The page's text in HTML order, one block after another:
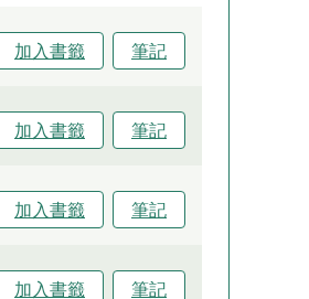
加入書籤 筆記
加入書籤 筆記
加入書籤 筆記
加入書籤 筆記